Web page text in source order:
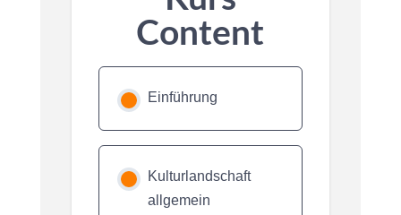
Content
Einführung
Kulturlandschaft
allgemein